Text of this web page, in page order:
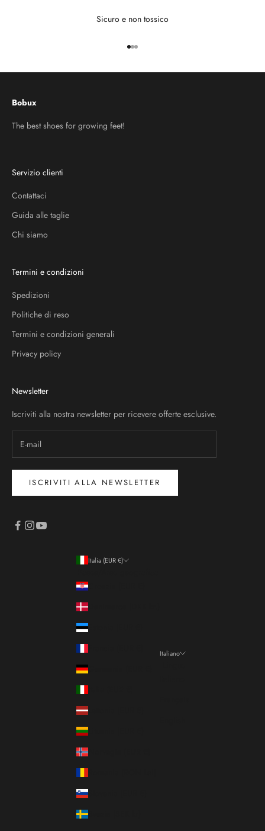
Sicuro e non tossico
Vai all'articolo 1
Vai all'articolo 2
Vai all'articolo 3
Bobux
The best shoes for growing feet!
Servizio clienti
Contattaci
Guida alle taglie
Chi siamo
Termini e condizioni
Spedizioni
Politiche di reso
Termini e condizioni generali
Privacy policy
Newsletter
Iscriviti alla nostra newsletter per ricevere offerte esclusive.
ISCRIVITI ALLA NEWSLETTER
Italia (EUR €)
Croazia (EUR €)
Danimarca (DKK kr.)
Estonia (EUR €)
Francia (EUR €)
Germania (EUR €)
Italia (EUR €)
Lettonia (EUR €)
Lituania (EUR €)
Norvegia (EUR €)
Romania (RON Lei)
Slovenia (EUR €)
Svezia (SEK kr)
Italiano